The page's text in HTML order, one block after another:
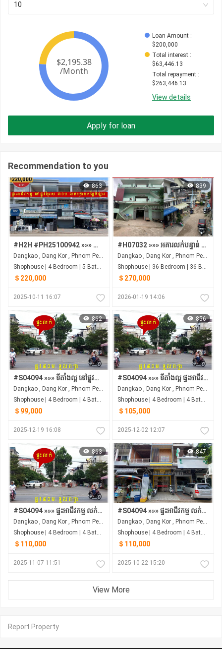
10
Loan Amount :
$200,000
Total interest :
$63,446.13
Total repayment :
$263,446.13
View details
Apply for loan
Recommendation to you
863
#H2H #PH25100942 »»» ផ្ទះអាជីវកម្ម ផ្លូវព្រៃស បុរីពិភពថ្មី ចំការដូង លក់បន្ទាន់ ធានាតម្លៃក្រោមទីផ្សារ
Dangkao , Dang Kor , Phnom Penh
Shophouse | 4 Bedroom | 5 Bathroom | 0m²
＄220,000
2025-10-11 16:07
839
#H07032 »»» អគារលក់បន្ទាន់ មានបន្ទប់ជួល ៣៦ បន្ទប់ ចំណូលជាង ១៥០០ ដុល្លារ/ខែ ជិតផ្លូវ ៣៧១
Dangkao , Dang Kor , Phnom Penh
Shophouse | 36 Bedroom | 36 Bathroom | 0m²
＄270,000
2026-01-19 14:06
862
#S04094 »»» ទីតាំងល្អ នៅផ្លូវភ្លោះមានសួនច្បារ ផ្ទះអាជីវកម្ម លក់បន្ទាន់ បុរីពិភពថ្មី ចំការដូង ១
Dangkao , Dang Kor , Phnom Penh
Shophouse | 4 Bedroom | 4 Bathroom | 0m²
＄99,000
2025-12-19 16:08
856
#S04094 »»» ទីតាំងល្អ ផ្ទះអាជីវកម្ម លក់បន្ទាន់ នៅផ្លូវភ្លោះ សួនកណ្តាល បុរីពិភពថ្មី ចំការដូង ១
Dangkao , Dang Kor , Phnom Penh
Shophouse | 4 Bedroom | 4 Bathroom | 0m²
＄105,000
2025-12-02 12:07
863
#S04094 »»» ផ្ទះអាជីវកម្ម លក់បន្ទាន់ ក្រោមតម្លៃទីផ្សារ នៅផ្លូវភ្លោះ សួនកណ្តាល បុរីពិភពថ្មី ចំការដូង ១
Dangkao , Dang Kor , Phnom Penh
Shophouse | 4 Bedroom | 4 Bathroom | 0m²
＄110,000
2025-11-07 11:51
847
#S04094 »»» ផ្ទះអាជីវកម្ម លក់បន្ទាន់ ក្រោមតម្លៃទីផ្សារ នៅផ្លូវភ្លោះ សួនច្បារ បុរីពិភពថ្មី ចំការដូង ១
Dangkao , Dang Kor , Phnom Penh
Shophouse | 4 Bedroom | 4 Bathroom | 0m²
＄110,000
2025-10-22 15:20
View More
Report Property